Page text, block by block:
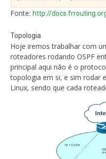
Fonte:http://
Topologia
Hoje iremos trabalhar com
roteadores rodando OSPF
principal aqui não é o
topologia em si, e sim rodar
Linux, sendo que cada